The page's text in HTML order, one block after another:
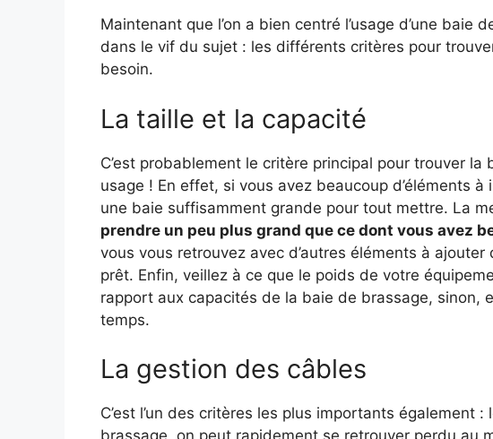
Maintenant que l’on a bien centré l’usage d’une baie
dans le vif du sujet : les différents critères pour
besoin.
La taille et la capacité
C’est probablement le critère principal pour trouver
usage ! En effet, si vous avez beaucoup d’éléments
une baie suffisamment grande pour tout mettre. La
prendre un peu plus grand que ce dont vous avez
vous vous retrouvez avec d’autres éléments à
prêt. Enfin, veillez à ce que le poids de votre
rapport aux capacités de la baie de brassage, sinon,
temps.
La gestion des câbles
C’est l’un des critères les plus importants également :